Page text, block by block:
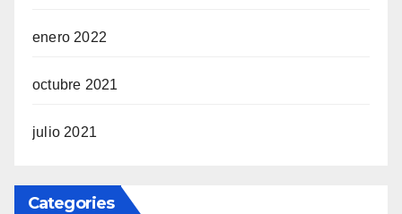
enero 2022
octubre 2021
julio 2021
Categories